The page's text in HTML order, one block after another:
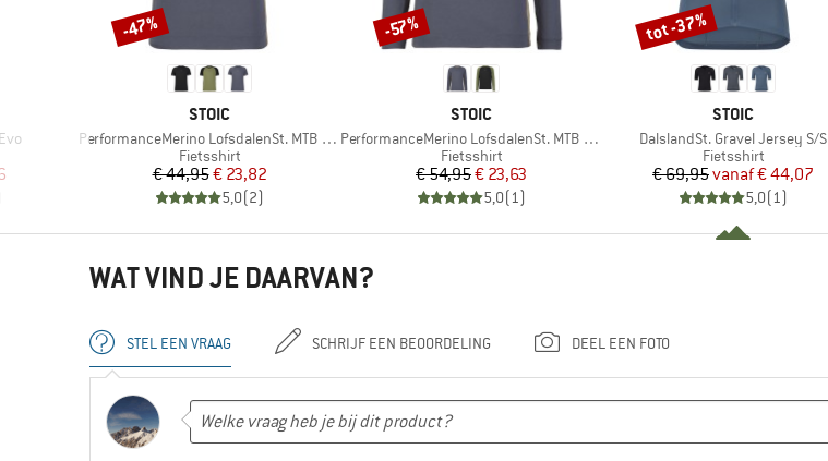
prijs
MERK
STOIC
Artikel
PerformanceMerino LofsdalenSt. MTB S/S
Productgroep
Fietsshirt
Prijs
€ 44,95Verlaagde prijs
€ 23,82
5,0(2)
Korting
-47%
MERK
STOIC
Artikel
PerformanceMerino LofsdalenSt. MTB L/S
Productgroep
Fietsshirt
Prijs
€ 54,95Verlaagde prijs
€ 23,63
5,0(1)
Korting
-57%
MERK
STOIC
Artikel
DalslandSt. Gravel Jersey S/S
Productgroep
Fietsshirt
Prijs
€ 69,95 Verlaagde prijs
vanaf€ 44,07
5,0(1)
Korting
tot -37%
WAT VIND JE DAARVAN?
STEL EEN VRAAG SCHRIJF EEN BEOORDELING DEEL EEN FOTO